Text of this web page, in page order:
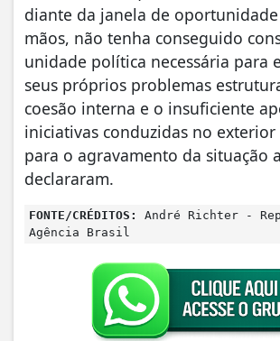
diante da janela de
mãos, não tenha conseguido
unidade política necessária para
seus próprios problemas
coesão interna e o insuficiente
iniciativas conduzidas no
para o agravamento da situação
declararam.
FONTE/CRÉDITOS:
André Richter -
Agência Brasil